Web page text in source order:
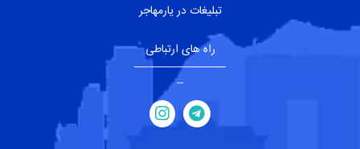
تبلیغات در یارمهاجر
راه های ارتباطی
--